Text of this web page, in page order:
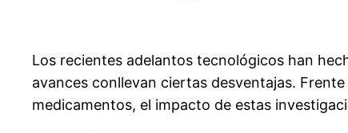
Los recientes adelantos tecnológicos han
avances conllevan ciertas desventajas.
medicamentos, el impacto de estas